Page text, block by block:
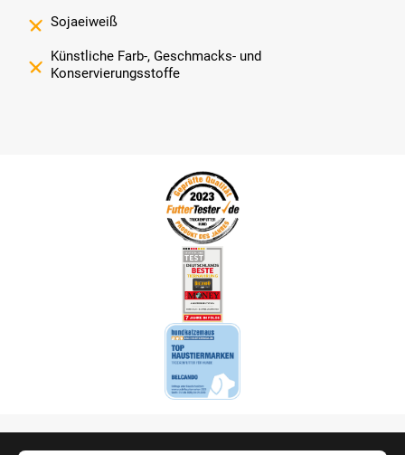
Sojaeiweiß
Künstliche Farb-, Geschmacks- und
Konservierungsstoffe